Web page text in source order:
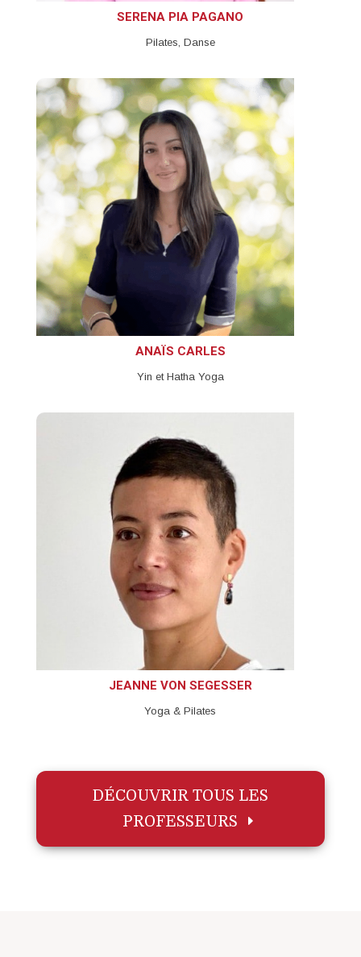
SERENA PIA PAGANO
Pilates, Danse
ANAÏS CARLES
Yin et Hatha Yoga
JEANNE VON SEGESSER
Yoga & Pilates
DÉCOUVRIR TOUS LES
PROFESSEURS